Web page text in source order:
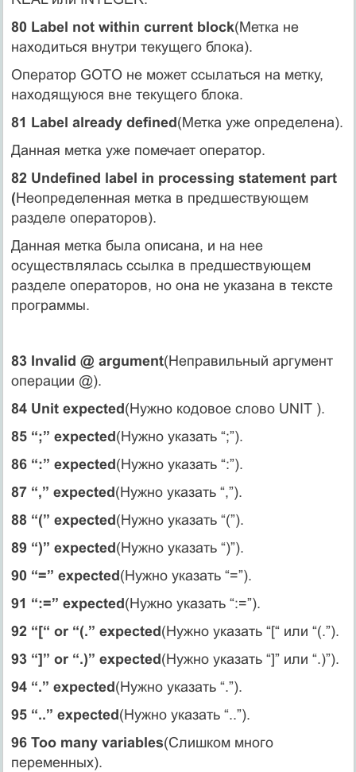
80 Label not within current block(Метка не
находиться внутри текущего блока).
Оператор GOTO не может ссылаться на метку,
находящуюся вне текущего блока.
81 Label already defined(Метка уже определена).
Данная метка уже помечает оператор.
82 Undefined label in processing statement part
(Неопределенная метка в предшествующем
разделе операторов).
Данная метка была описана, и на нее
осуществлялась ссылка в предшествующем
разделе операторов, но она не указана в тексте
программы.
83 Invalid @ argument(Неправильный аргумент
операции @).
84 Unit expected(Нужно кодовое слово UNIT ).
85 “;” expected(Нужно указать “;”).
86 “:” expected(Нужно указать “:”).
87 “,” expected(Нужно указать “,”).
88 “(” expected(Нужно указать “(”).
89 “)” expected(Нужно указать “)”).
90 “=” expected(Нужно указать “=”).
91 “:=” expected(Нужно указать “:=”).
92 “[“ or “(.” expected(Нужно указать “[“ или “(.”).
93 “]” or “.)” expected(Нужно указать “]” или “.)”).
94 “.” expected(Нужно указать “.”).
95 “..” expected(Нужно указать “..”).
96 Too many variables(Слишком много
переменных).